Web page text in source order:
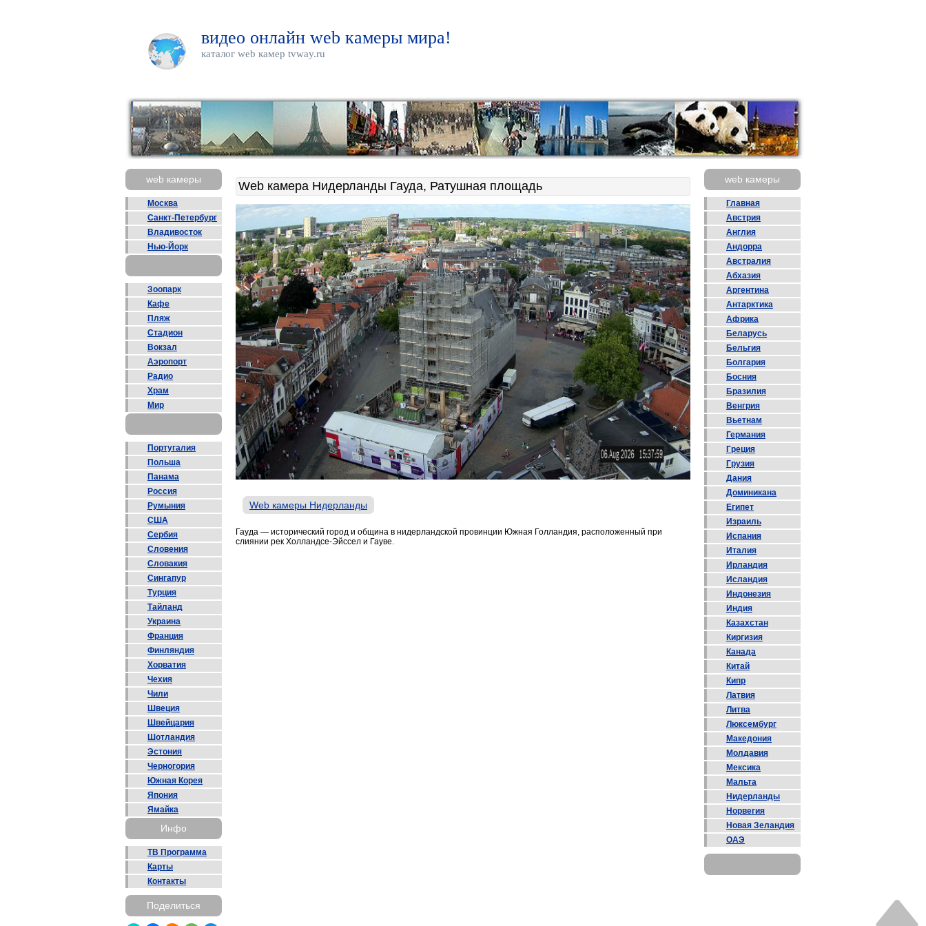
видео онлайн web камеры мира!
каталог web камер tvway.ru
web камеры
Москва
Санкт-Петербург
Владивосток
Нью-Йорк
Зоопарк
Кафе
Пляж
Стадион
Вокзал
Аэропорт
Радио
Храм
Мир
Португалия
Польша
Панама
Россия
Румыния
США
Сербия
Словения
Словакия
Сингапур
Турция
Тайланд
Украина
Франция
Финляндия
Хорватия
Чехия
Чили
Швеция
Швейцария
Шотландия
Эстония
Черногория
Южная Корея
Япония
Ямайка
Инфо
ТВ Программа
Карты
Контакты
Поделиться
web камеры
Главная
Австрия
Англия
Андорра
Австралия
Абхазия
Аргентина
Антарктика
Африка
Беларусь
Бельгия
Болгария
Босния
Бразилия
Венгрия
Вьетнам
Германия
Греция
Грузия
Дания
Доминикана
Египет
Израиль
Испания
Италия
Ирландия
Исландия
Индонезия
Индия
Казахстан
Киргизия
Канада
Китай
Кипр
Латвия
Литва
Люксембург
Македония
Молдавия
Мексика
Мальта
Нидерланды
Норвегия
Новая Зеландия
ОАЭ
Web камера Нидерланды Гауда, Ратушная площадь
Web камеры Нидерланды
Гауда — исторический город и община в нидерландской провинции Южная Голландия, расположенный при
слиянии рек Холландсе-Эйссел и Гауве.